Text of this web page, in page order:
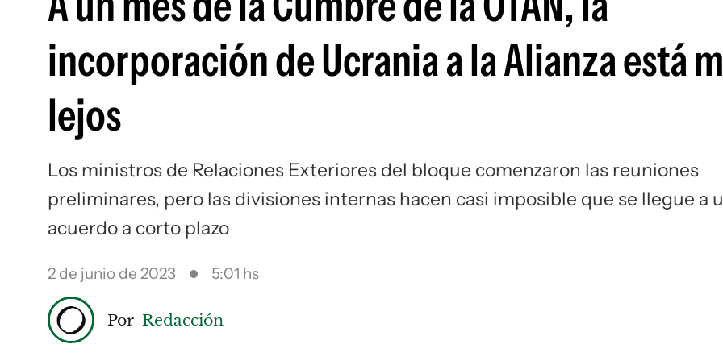
incorporación de Ucrania a la Alianza está
lejos
Los ministros de Relaciones Exteriores del bloque comenzaron las reuniones
preliminares, pero las divisiones internas hacen casi imposible que se llegue a
acuerdo a corto plazo
2 de junio de 2023 5:01 hs
Por Redacción